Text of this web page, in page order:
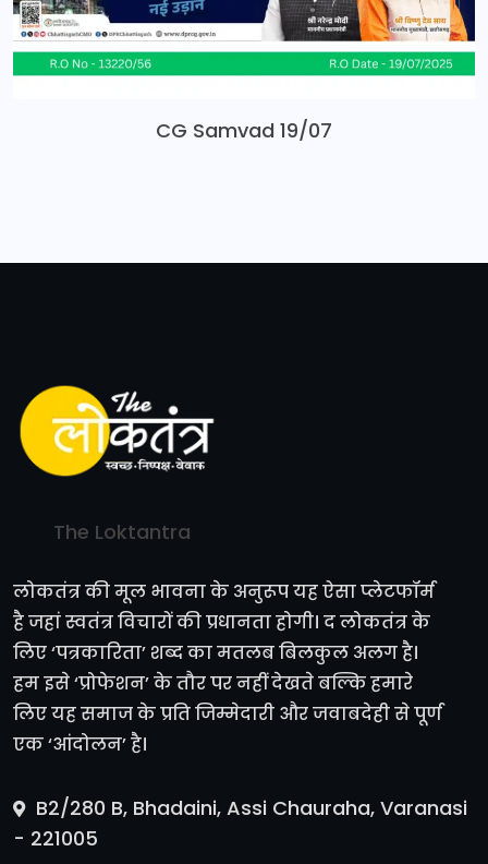
CG Samvad 19/07
The Loktantra
लोकतंत्र की मूल भावना के अनुरूप यह ऐसा प्लेटफॉर्म
है जहां स्वतंत्र विचारों की प्रधानता होगी। द लोकतंत्र के
लिए ‘पत्रकारिता’ शब्द का मतलब बिलकुल अलग है।
हम इसे ‘प्रोफेशन’ के तौर पर नहीं देखते बल्कि हमारे
लिए यह समाज के प्रति जिम्मेदारी और जवाबदेही से पूर्ण
एक ‘आंदोलन’ है।
B2/280 B, Bhadaini, Assi Chauraha, Varanasi
- 221005